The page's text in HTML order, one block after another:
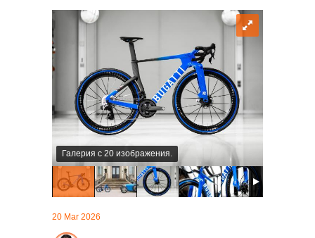
Галерия с 20 изображения.
20 Mar 2026